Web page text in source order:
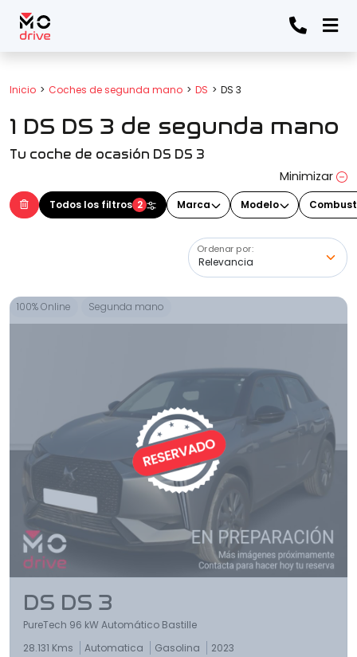
Inicio Coches de segunda mano DS DS 3
1 DS DS 3 de segunda mano
Tu coche de ocasión DS DS 3
Minimizar
Todos los filtros 2 Marca Modelo
Ordenar por:
Todos los filtros
Marca
(Elige una o varias marcas)
Modelo
(Elige uno o varios modelos)
Precio
Cuota
Año
Kilómetros
100% Online Segunda mano
DS DS 3
PureTech 96 kW Automático Bastille
28.131 Kms
Automatica Gasolina 2023